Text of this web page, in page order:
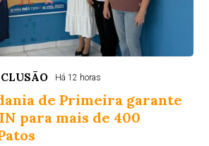
Há 12 horas
de Primeira garante
para mais de 400